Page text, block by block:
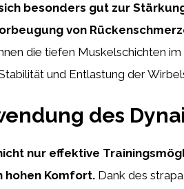
besonders gut zur
von
die tiefen Muskelschichten
und Entlastung der
des
nur effektive
hohen Komfort. Dank des